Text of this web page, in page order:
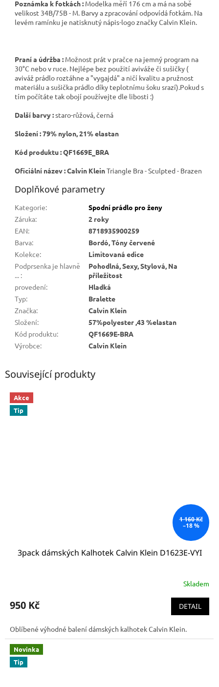
Poznámka k fotkách : Modelka měří 176 cm a má na sobě
velikost 34B/75B - M. Barvy a zpracování odpovídá fotkám. Na
levém ramínku je natisknutý nápis-logo značky Calvin Klein.
Praní a údržba : Možnost prát v pračce na jemný program na
30°C nebo v ruce. Nejlépe bez použití aviváže či sušičky (
aviváž prádlo roztáhne a "vygajdá" a ničí kvalitu a pružnost
materiálu a sušička prádlo díky teplotnímu šoku srazí).Pokud s
tím počítáte tak obojí používejte dle libosti :)
Další barvy :staro-růžová, černá
Složení : 79% nylon, 21% elastan
Kód produktu : QF1669E_BRA
Oficiální název : Calvin KleinTriangle Bra - Sculpted - Brazen
Doplňkové parametry
Kategorie:
Spodní prádlo pro ženy
Záruka:
2 roky
EAN:
8718935900259
Barva:
Bordó, Tóny červené
Kolekce:
Limitovaná edice
Podprsenka je hlavně
... :
Pohodlná, Sexy, Stylová, Na
příležitost
provedení:
Hladká
Typ:
Bralette
Značka:
Calvin Klein
Složení:
57%polyester ,43 %elastan
Kód produktu:
QF1669E-BRA
Výrobce: Calvin Klein
Související produkty
Akce
Tip
1 160 Kč
–18 %
3pack dámských Kalhotek Calvin Klein D1623E-VYI
Skladem
950 Kč DETAIL
Oblíbené výhodné balení dámských kalhotek Calvin Klein.
Novinka
Tip